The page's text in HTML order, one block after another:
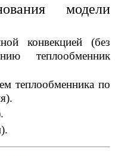
модели
конвекцией (без
теплообменник
теплообменника по